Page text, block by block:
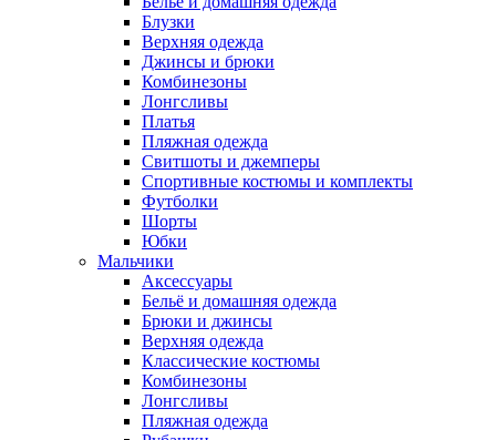
Блузки
Верхняя одежда
Джинсы и брюки
Комбинезоны
Лонгсливы
Платья
Пляжная одежда
Свитшоты и джемперы
Спортивные костюмы и комплекты
Футболки
Шорты
Юбки
Мальчики
Аксессуары
Бельё и домашняя одежда
Брюки и джинсы
Верхняя одежда
Классические костюмы
Комбинезоны
Лонгсливы
Пляжная одежда